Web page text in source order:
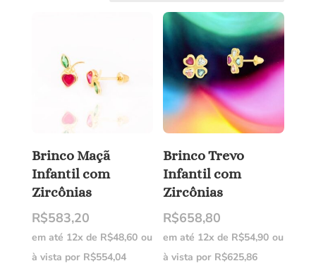
Brinco Maçã
Infantil com
Zircônias
R$583,20
em até 12x de R$48,60 ou
à vista por R$554,04
Brinco Trevo
Infantil com
Zircônias
R$658,80
em até 12x de R$54,90 ou
à vista por R$625,86